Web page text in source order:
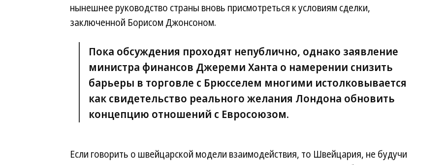
нынешнее руководство страны вновь присмотреться к условиям сделки,
заключенной Борисом Джонсоном.
Пока обсуждения проходят непублично, однако заявление
министра финансов Джереми Ханта о намерении снизить
барьеры в торговле с Брюсселем многими истолковывается
как свидетельство реального желания Лондона обновить
концепцию отношений с Евросоюзом.
Если говорить о швейцарской модели взаимодействия, то Швейцария, не будучи